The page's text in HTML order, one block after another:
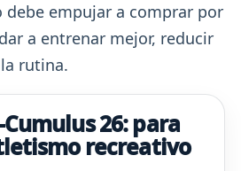
debe empujar a comprar por
a entrenar mejor, reducir
rutina.
Cumulus 26: para
recreativo